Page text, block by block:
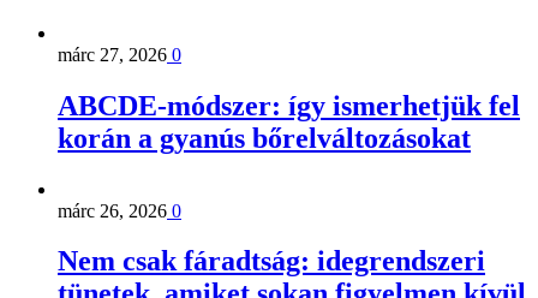
márc 27, 2026 0
ABCDE‑módszer: így ismerhetjük fel
korán a gyanús bőrelváltozásokat
márc 26, 2026 0
Nem csak fáradtság: idegrendszeri